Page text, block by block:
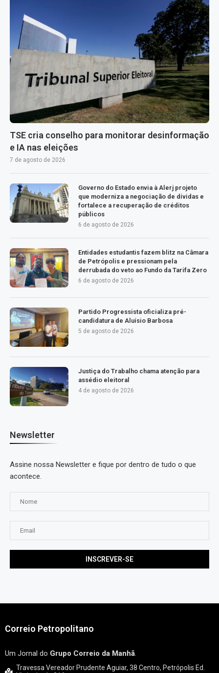
TSE cria conselho para monitorar desinformação
e IA nas eleições
7 de agosto de 2026
Governo do Estado envia à Alerj projeto
que moderniza a negociação de dívidas e
fortalece a recuperação de créditos
públicos
6 de agosto de 2026
Entidades estudantis fazem blitz na Câmara
de Petrópolis e pressionam pela
derrubada do veto ao Fundo da Tarifa Zero
6 de agosto de 2026
Partido Progressista oficializa pré-
candidatura de Aluísio Barbosa
5 de agosto de 2026
Justiça do Trabalho chama atenção para
assédio eleitoral
4 de agosto de 2026
Newsletter
Assine nossa Newsletter e fique por dentro de tudo o que
acontece.
Correio Petropolitano
Um Jornal do Grupo Correio da Manhã.
Travessa Vereador Prudente Aguiar, 38 Centro, Petrópolis Ed.